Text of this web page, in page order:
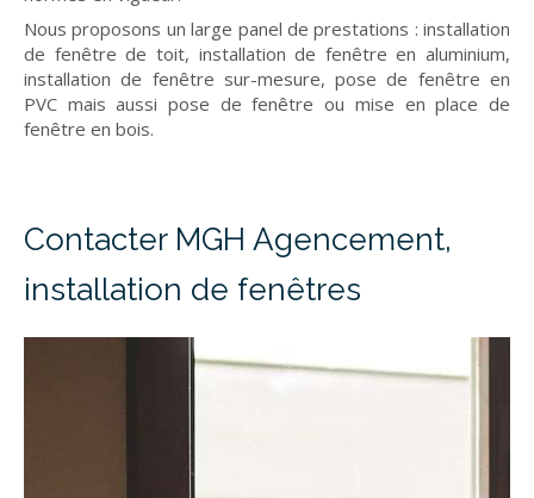
Nous proposons un large panel de prestations : installation
de fenêtre de toit, installation de fenêtre en aluminium,
installation de fenêtre sur-mesure, pose de fenêtre en
PVC mais aussi pose de fenêtre ou mise en place de
fenêtre en bois.
Contacter MGH Agencement,
installation de fenêtres